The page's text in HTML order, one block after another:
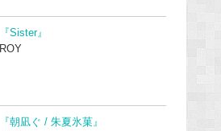
『Sister』
ROY
『朝凪ぐ / 朱夏氷菓』